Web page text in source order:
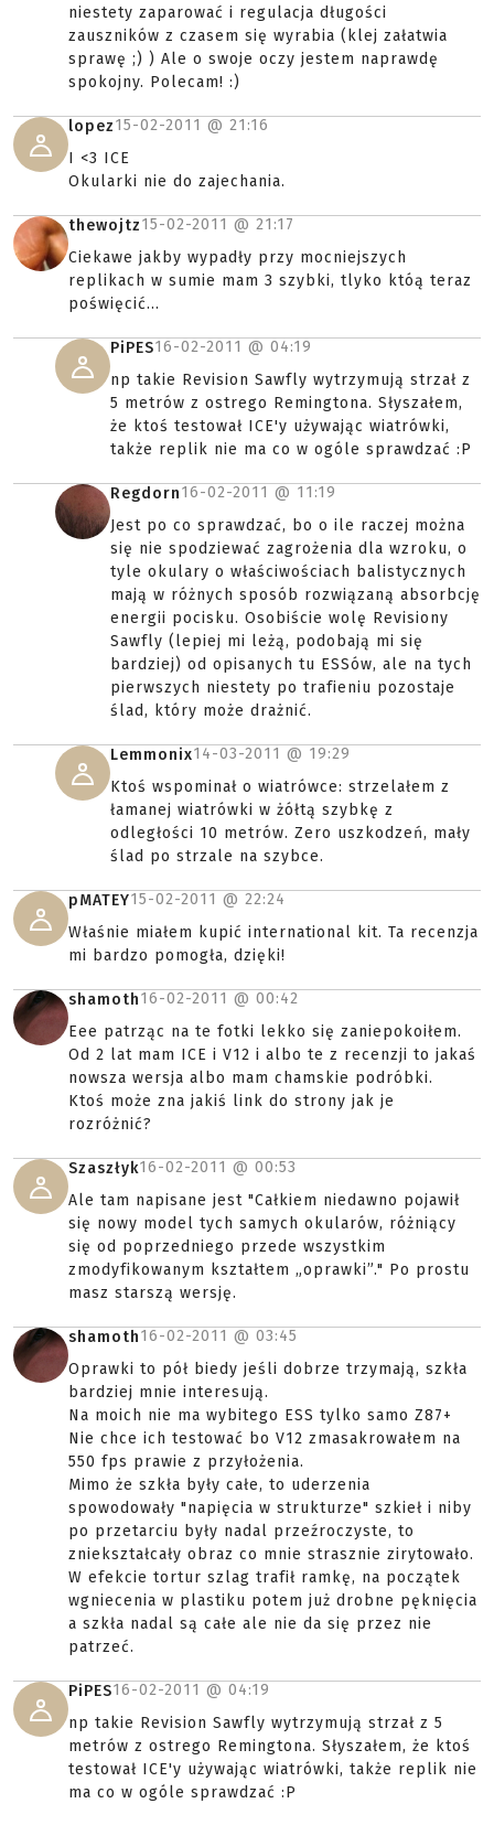
niestety zaparować i regulacja długości
zauszników z czasem się wyrabia (klej załatwia
sprawę ;) ) Ale o swoje oczy jestem naprawdę
spokojny. Polecam! :)
lopez15-02-2011 @ 21:16
I <3 ICE
Okularki nie do zajechania.
thewojtz15-02-2011 @ 21:17
Ciekawe jakby wypadły przy mocniejszych
replikach w sumie mam 3 szybki, tlyko któą teraz
poświęcić...
PiPES16-02-2011 @ 04:19
np takie Revision Sawfly wytrzymują strzał z
5 metrów z ostrego Remingtona. Słyszałem,
że ktoś testował ICE'y używając wiatrówki,
także replik nie ma co w ogóle sprawdzać :P
Regdorn16-02-2011 @ 11:19
Jest po co sprawdzać, bo o ile raczej można
się nie spodziewać zagrożenia dla wzroku, o
tyle okulary o właściwościach balistycznych
mają w różnych sposób rozwiązaną absorbcję
energii pocisku. Osobiście wolę Revisiony
Sawfly (lepiej mi leżą, podobają mi się
bardziej) od opisanych tu ESSów, ale na tych
pierwszych niestety po trafieniu pozostaje
ślad, który może drażnić.
Lemmonix14-03-2011 @ 19:29
Ktoś wspominał o wiatrówce: strzelałem z
łamanej wiatrówki w żółtą szybkę z
odległości 10 metrów. Zero uszkodzeń, mały
ślad po strzale na szybce.
pMATEY15-02-2011 @ 22:24
Właśnie miałem kupić international kit. Ta recenzja
mi bardzo pomogła, dzięki!
shamoth16-02-2011 @ 00:42
Eee patrząc na te fotki lekko się zaniepokoiłem.
Od 2 lat mam ICE i V12 i albo te z recenzji to jakaś
nowsza wersja albo mam chamskie podróbki.
Ktoś może zna jakiś link do strony jak je
rozróżnić?
Szaszłyk16-02-2011 @ 00:53
Ale tam napisane jest "Całkiem niedawno pojawił
się nowy model tych samych okularów, różniący
się od poprzedniego przede wszystkim
zmodyfikowanym kształtem „oprawki”." Po prostu
masz starszą wersję.
shamoth16-02-2011 @ 03:45
Oprawki to pół biedy jeśli dobrze trzymają, szkła
bardziej mnie interesują.
Na moich nie ma wybitego ESS tylko samo Z87+
Nie chce ich testować bo V12 zmasakrowałem na
550 fps prawie z przyłożenia.
Mimo że szkła były całe, to uderzenia
spowodowały "napięcia w strukturze" szkieł i niby
po przetarciu były nadal przeźroczyste, to
zniekształcały obraz co mnie strasznie zirytowało.
W efekcie tortur szlag trafił ramkę, na początek
wgniecenia w plastiku potem już drobne pęknięcia
a szkła nadal są całe ale nie da się przez nie
patrzeć.
PiPES16-02-2011 @ 04:19
np takie Revision Sawfly wytrzymują strzał z 5
metrów z ostrego Remingtona. Słyszałem, że ktoś
testował ICE'y używając wiatrówki, także replik nie
ma co w ogóle sprawdzać :P